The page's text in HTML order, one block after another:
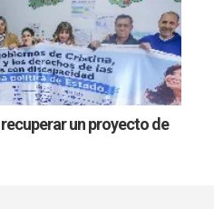
un proyecto de